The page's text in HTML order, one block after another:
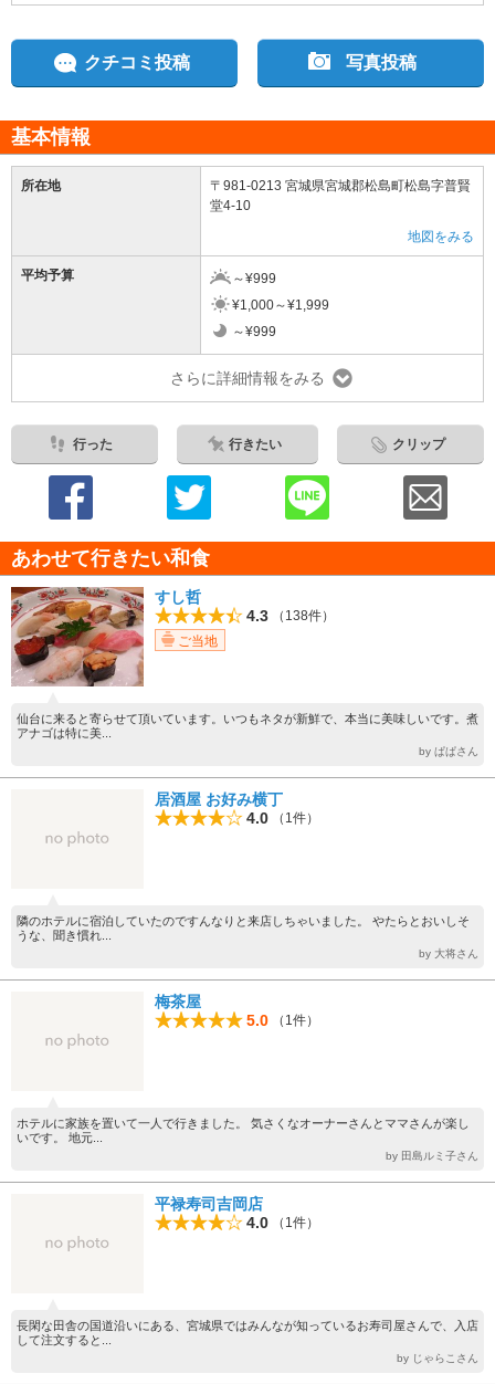
クチコミ投稿 写真投稿
基本情報
所在地
〒981-0213 宮城県宮城郡松島町松島字普賢
堂4-10
地図をみる
平均予算
～¥999
¥1,000～¥1,999
～¥999
さらに詳細情報をみる
行った 行きたい クリップ
あわせて行きたい和食
すし哲
4.3
（138件）
ご当地
仙台に来ると寄らせて頂いています。いつもネタが新鮮で、本当に美味しいです。煮
アナゴは特に美...
by ぱぱさん
居酒屋 お好み横丁
4.0
（1件）
隣のホテルに宿泊していたのですんなりと来店しちゃいました。 やたらとおいしそ
うな、聞き慣れ...
by 大将さん
梅茶屋
5.0
（1件）
ホテルに家族を置いて一人で行きました。 気さくなオーナーさんとママさんが楽し
いです。 地元...
by 田島ルミ子さん
平禄寿司吉岡店
4.0
（1件）
長閑な田舎の国道沿いにある、宮城県ではみんなが知っているお寿司屋さんで、入店
して注文すると...
by じゃらこさん